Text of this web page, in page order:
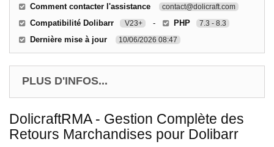
Comment contacter l'assistance contact@dolicraft.com
Compatibilité Dolibarr V23+ - PHP 7.3 - 8.3
Dernière mise à jour 10/06/2026 08:47
PLUS D'INFOS...
DolicraftRMA - Gestion Complète des
Retours Marchandises pour Dolibarr